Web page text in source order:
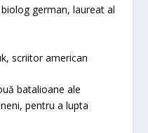
german, laureat al
scriitor american
batalioane ale
pentru a lupta